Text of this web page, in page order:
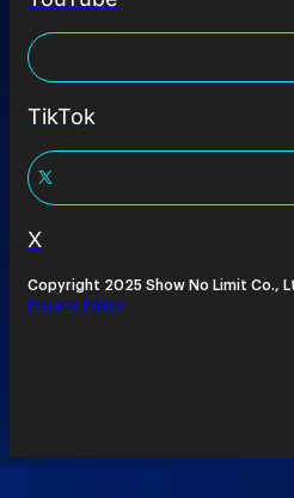
TikTok
X
Copyright 2025 Show No Limit Co.,
Privacy Policy